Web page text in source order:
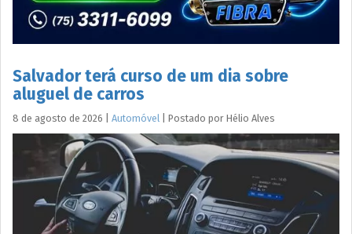
Salvador terá curso de um dia sobre
aluguel de carros
8 de agosto de 2026 Automóvel Postado por Hélio Alves